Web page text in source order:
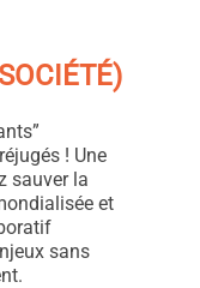
! Une
sauver la
et
sans